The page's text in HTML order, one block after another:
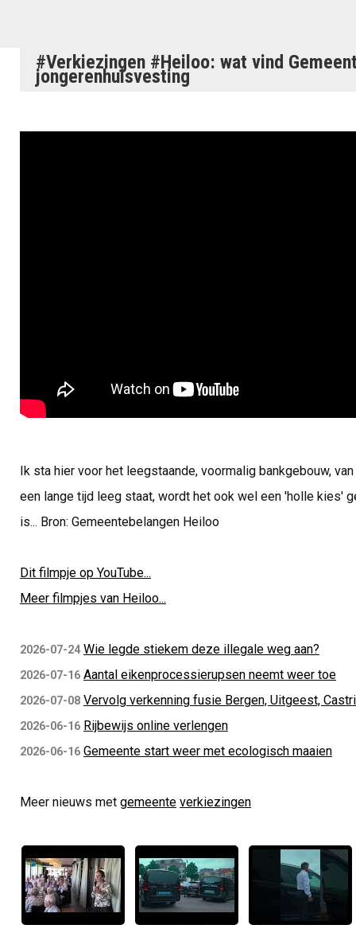
#Verkiezingen #Heiloo: wat vind
jongerenhuisvesting
Ik sta hier voor het leegstaande, voormalig bankgebouw,
een lange tijd leeg staat, wordt het ook wel een 'holle kies'
is... Bron: Gemeentebelangen Heiloo
Dit filmpje op YouTube...
Meer filmpjes van Heiloo...
2026-07-24 Wie legde stiekem deze illegale weg aan?
2026-07-16 Aantal eikenprocessierupsen neemt weer toe
2026-07-08 Vervolg verkenning fusie Bergen, Uitgeest,
2026-06-16 Rijbewijs online verlengen
2026-06-16 Gemeente start weer met ecologisch maaien
Meer nieuws met gemeente verkiezingen